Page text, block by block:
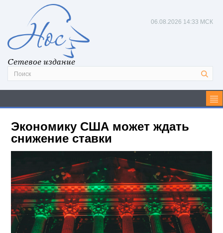
Сетевое издание
06.08.2026 14:33 МСК
Экономику США может ждать
снижение ставки